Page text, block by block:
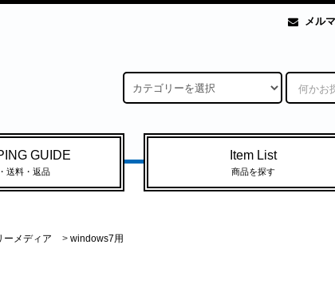
メル
GUIDE
送料・返品
Item List
商品を探す
ーメディア > windows7用